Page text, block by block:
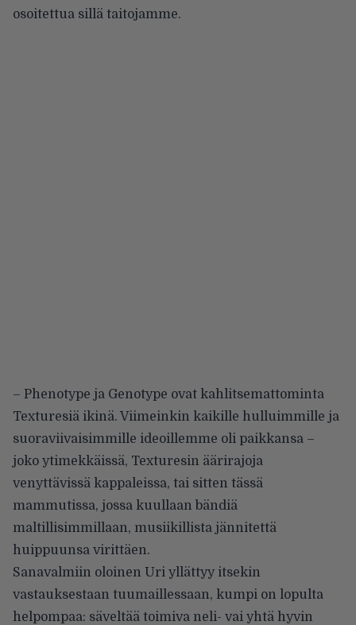
osoitettua sillä taitojamme.
– Phenotype ja Genotype ovat kahlitsemattominta
Texturesiä ikinä. Viimeinkin kaikille hulluimmille ja
suoraviivaisimmille ideoillemme oli paikkansa –
joko ytimekkäissä, Texturesin äärirajoja
venyttävissä kappaleissa, tai sitten tässä
mammutissa, jossa kuullaan bändiä
maltillisimmillaan, musiikillista jännitettä
huippuunsa virittäen.
Sanavalmiin oloinen Uri yllättyy itsekin
vastauksestaan tuumaillessaan, kumpi on lopulta
helpompaa: säveltää toimiva neli- vai yhtä hyvin